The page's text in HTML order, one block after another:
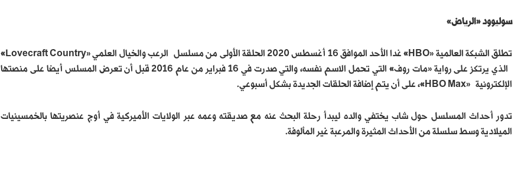
سوليوود «الرياض»
تطلق الشبكة العالمية «HBO »غدا الأحد الموافق 16 أغسطس 2020 الحلقة الأولى من مسلسل الرعب والخيال العلمي «Lovecraft Country
»
الذي يرتكز على رواية «مات روف»
التي تحمل الاسم نفسه، والتي صدرت في 16 فبراير من عام 2016 قبل أن تعرض المسلس أيضا على منصتها
الإلكترونية «HBO Max
»، على أن يتم إضافة الحلقات الجديدة بشكل أسبوعي.
تدور أحداث المسلسل حول شاب يختفي والده ليبدأ رحلة البحث عنه مع صديقته وعمه عبر الولايات الأميركية في أوج عنصريتها بالخمسينيات
الميلادية وسط سلسلة من الأحداث المثيرة والمرعبة غير المألوفة.